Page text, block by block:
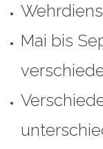
Mai bis